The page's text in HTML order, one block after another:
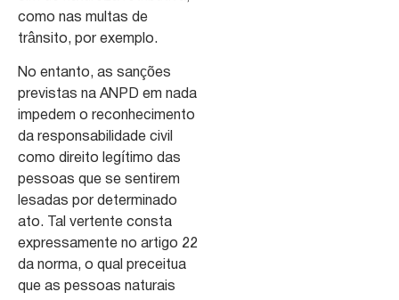
como nas multas de
trânsito, por exemplo.
No entanto, as sanções
previstas na ANPD em nada
impedem o reconhecimento
da responsabilidade civil
como direito legítimo das
pessoas que se sentirem
lesadas por determinado
ato. Tal vertente consta
expressamente no artigo 22
da norma, o qual preceitua
que as pessoas naturais